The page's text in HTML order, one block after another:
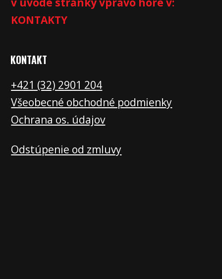
KONTAKTY
KONTAKT
+421 (32) 2901 204
Všeobecné obchodné podmienky
Ochrana os. údajov
Odstúpenie od zmluvy